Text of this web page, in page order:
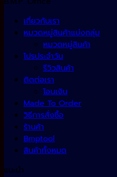
เกี่ยวกับเรา
หมวดหมู่สินค้าแบ่งกลุ่ม
หมวดหมู่สินค้า
โปรประจำวัน
รีวิวสินค้า
ติดต่อเรา
โอนเงิน
Made To Order
วิธีการสั่งซื้อ
ร้านค้า
Bmptool
สินค้าทั้งหมด
แนะนำ